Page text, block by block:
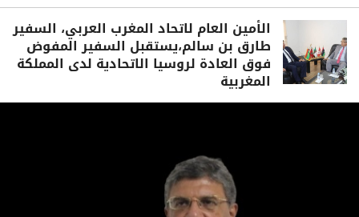
الأمين العام لاتحاد المغرب العربي، السفير
طارق بن سالم،يستقبل السفير المفوض
فوق العادة لروسيا الاتحادية لدى المملكة
المغربية